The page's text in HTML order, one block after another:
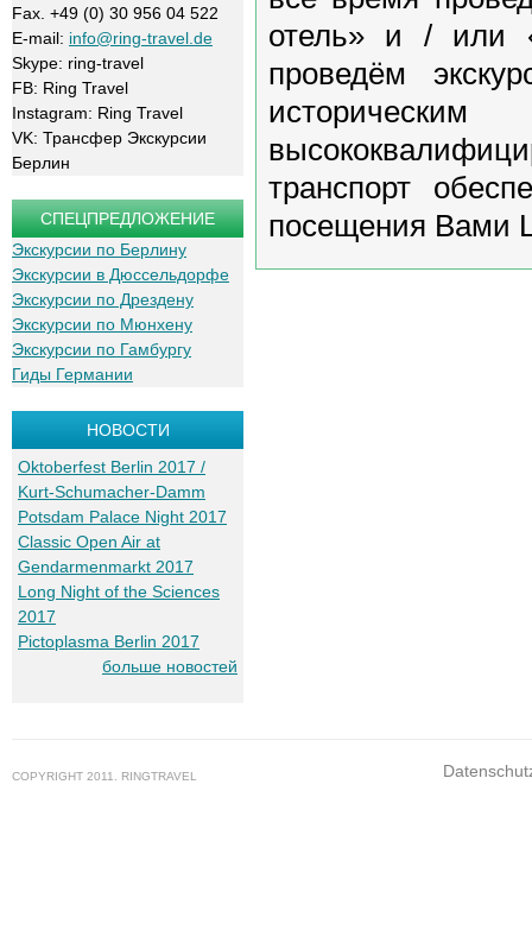
отель» и / или
проведём
транспорт
посещения Вами
Fax. +49 (0) 30 956 04 522
E-mail: info@ring-travel.de
Skype: ring-travel
FB: Ring Travel
Instagram: Ring Travel
VK: Трансфер Экскурсии
Берлин
СПЕЦПРЕДЛОЖЕНИЕ
Экскурсии по Берлину
Экскурсии в Дюссельдорфе
Экскурсии по Дрездену
Экскурсии по Мюнхену
Экскурсии по Гамбургу
Гиды Германии
НОВОСТИ
Oktoberfest Berlin 2017 /
Kurt-Schumacher-Damm
Potsdam Palace Night 2017
Classic Open Air at
Gendarmenmarkt 2017
Long Night of the Sciences
2017
Pictoplasma Berlin 2017
больше новостей
COPYRIGHT 2011. RINGTRAVEL